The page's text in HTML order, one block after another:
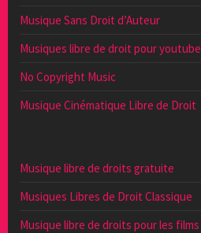
Musique Sans Droit d’Auteur
Musiques libre de droit pour youtube
No Copyright Music
Musique Cinématique Libre de Droit
Musique libre de droits gratuite
Musiques Libres de Droit Classique
Musique libre de droits pour les films